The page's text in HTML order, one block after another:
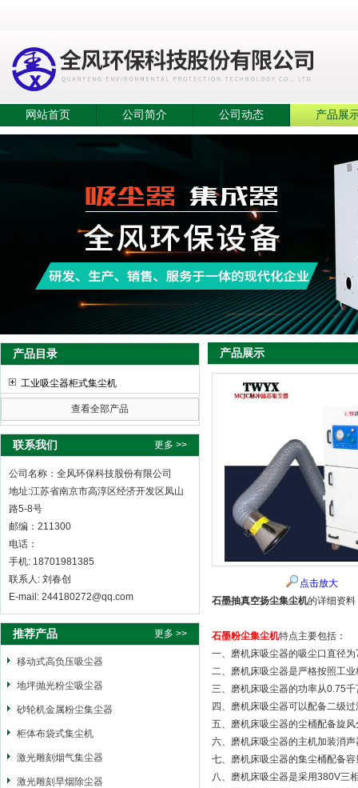
网站首页 公司简介 公司动态 产品展
产品目录
工业吸尘器柜式集尘机
查看全部产品
联系我们 更多 >>
公司名称：全风环保科技股份有限公司
地址:江苏省南京市高淳区经济开发区凤山
路5-8号
邮编：211300
电话：
手机: 18701981385
联系人: 刘春创
E-mail: 244180272@qq.com
推荐产品 更多 >>
移动式高负压吸尘器
地坪抛光粉尘吸尘器
砂轮机金属粉尘集尘器
柜体布袋式集尘机
激光雕刻烟气集尘器
激光雕刻旱烟除尘器
产品展示
点击放大
石墨抽真空扬尘集尘机的详细资料
石墨粉尘集尘机特点主要包括：
一、磨机床吸尘器的吸尘口直径
二、磨机床吸尘器是严格按照工
三、磨机床吸尘器的功率从0.75
四、磨机床吸尘器可以配备二级
五、磨机床吸尘器的尘桶配备旋
六、磨机床吸尘器的主机加装消
七、磨机床吸尘器的集尘桶配备
八、磨机床吸尘器是采用380V三